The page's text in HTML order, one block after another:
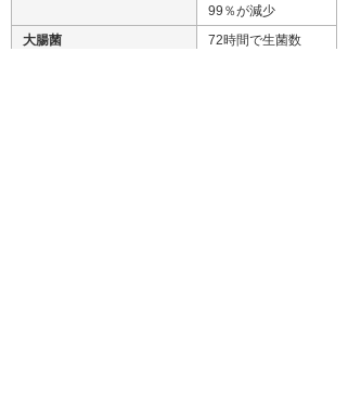
99％が減少
大腸菌
72時間で生菌数